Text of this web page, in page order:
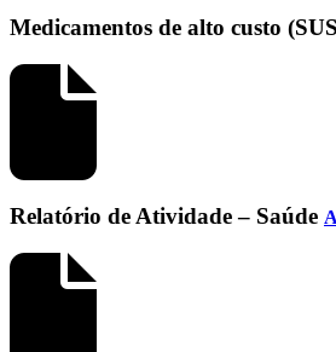
Medicamentos de alto custo
Relatório de Atividade – Saúde